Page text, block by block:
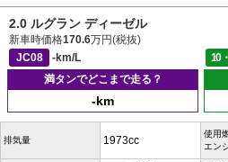
2.0 ルグラン ディーゼル
新車時価格170.6万円(税抜)
JC08
-km/L 10
満タンでどこまで走る？
-km
排気量 1973cc
使用
エン